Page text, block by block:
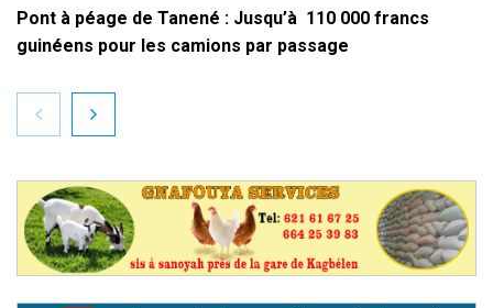
Pont à péage de Tanené : Jusqu’à 110 000 francs
guinéens pour les camions par passage